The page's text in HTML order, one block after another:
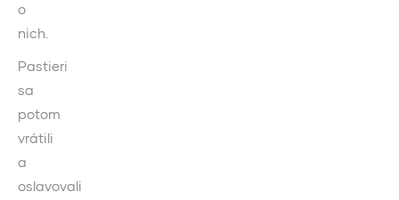
o
nich.
Pastieri
sa
potom
vrátili
a
oslavovali